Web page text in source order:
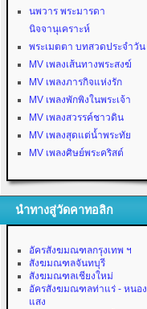
นพวาร พระมารดา
นิจจานุเคราะห์
พระเมตตา บทสวดประจำวัน
MV เพลงเส้นทางพระสงฆ์
MV เพลงภารกิจแห่งรัก
MV เพลงพักพิงในพระเจ้า
MV เพลงสวรรค์ชาวดิน
MV เพลงสุดแต่น้ำพระทัย
MV เพลงศิษย์พระคริสต์
นำทางสู่วัดคาทอลิก
อัครสังฆมณฑลกรุงเทพ ฯ
สังฆมณฑลจันทบุรี
สังฆมณฑลเชียงใหม่
อัครสังฆมณฑลท่าแร่ - หนอง
แสง